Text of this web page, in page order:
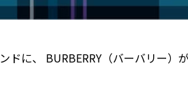
に、 BURBERRY（バーバリー）が